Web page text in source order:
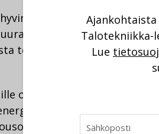
tehdään suurkaupungin
on ollut erityisen tärkeää,
ja
rakentamisen
Talotekniikka-
Lue